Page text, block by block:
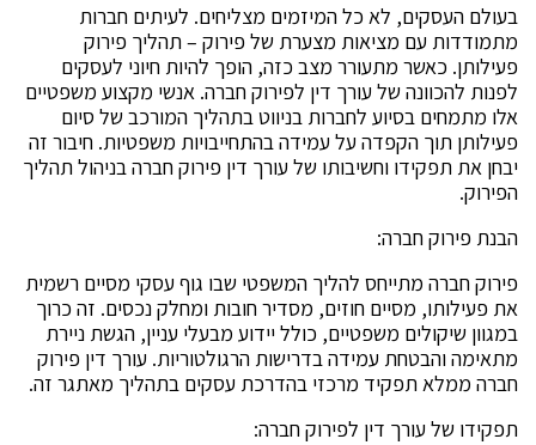
בעולם העסקים, לא כל המיזמים מצליחים. לעיתים חברות
מתמודדות עם מציאות מצערת של פירוק – תהליך פירוק
פעילותן. כאשר מתעורר מצב כזה, הופך להיות חיוני לעסקים
לפנות להכוונה של עורך דין לפירוק חברה. אנשי מקצוע משפטיים
אלו מתמחים בסיוע לחברות בניווט בתהליך המורכב של סיום
פעילותן תוך הקפדה על עמידה בהתחייבויות משפטיות. חיבור זה
יבחן את תפקידו וחשיבותו של עורך דין פירוק חברה בניהול תהליך
הפירוק.
הבנת פירוק חברה:
פירוק חברה מתייחס להליך המשפטי שבו גוף עסקי מסיים רשמית
את פעילותו, מסיים חוזים, מסדיר חובות ומחלק נכסים. זה כרוך
במגוון שיקולים משפטיים, כולל יידוע מבעלי עניין, הגשת ניירת
מתאימה והבטחת עמידה בדרישות הרגולטוריות. עורך דין פירוק
חברה ממלא תפקיד מרכזי בהדרכת עסקים בתהליך מאתגר זה.
תפקידו של עורך דין לפירוק חברה: